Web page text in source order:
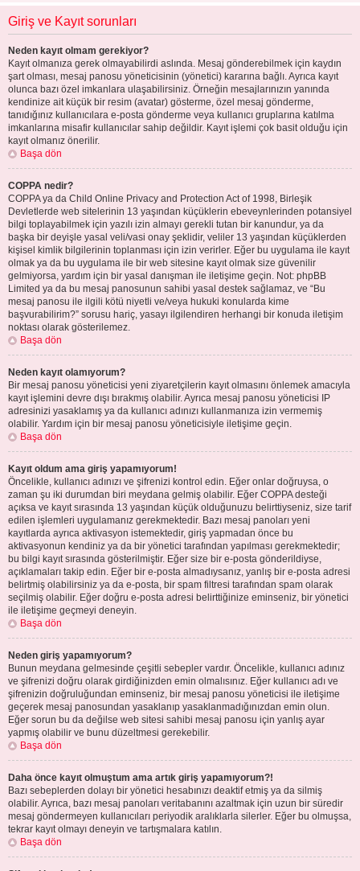
Giriş ve Kayıt sorunları
Neden kayıt olmam gerekiyor?
Kayıt olmanıza gerek olmayabilirdi aslında. Mesaj gönderebilmek için kaydın
şart olması, mesaj panosu yöneticisinin (yönetici) kararına bağlı. Ayrıca kayıt
olunca bazı özel imkanlara ulaşabilirsiniz. Örneğin mesajlarınızın yanında
kendinize ait küçük bir resim (avatar) gösterme, özel mesaj gönderme,
tanıdığınız kullanıcılara e-posta gönderme veya kullanıcı gruplarına katılma
imkanlarına misafir kullanıcılar sahip değildir. Kayıt işlemi çok basit olduğu için
kayıt olmanız önerilir.
Başa dön
COPPA nedir?
COPPA ya da Child Online Privacy and Protection Act of 1998, Birleşik
Devletlerde web sitelerinin 13 yaşından küçüklerin ebeveynlerinden potansiyel
bilgi toplayabilmek için yazılı izin almayı gerekli tutan bir kanundur, ya da
başka bir deyişle yasal veli/vasi onay şeklidir, veliler 13 yaşından küçüklerden
kişisel kimlik bilgilerinin toplanması için izin verirler. Eğer bu uygulama ile kayıt
olmak ya da bu uygulama ile bir web sitesine kayıt olmak size güvenilir
gelmiyorsa, yardım için bir yasal danışman ile iletişime geçin. Not: phpBB
Limited ya da bu mesaj panosunun sahibi yasal destek sağlamaz, ve “Bu
mesaj panosu ile ilgili kötü niyetli ve/veya hukuki konularda kime
başvurabilirim?” sorusu hariç, yasayı ilgilendiren herhangi bir konuda iletişim
noktası olarak gösterilemez.
Başa dön
Neden kayıt olamıyorum?
Bir mesaj panosu yöneticisi yeni ziyaretçilerin kayıt olmasını önlemek amacıyla
kayıt işlemini devre dışı bırakmış olabilir. Ayrıca mesaj panosu yöneticisi IP
adresinizi yasaklamış ya da kullanıcı adınızı kullanmanıza izin vermemiş
olabilir. Yardım için bir mesaj panosu yöneticisiyle iletişime geçin.
Başa dön
Kayıt oldum ama giriş yapamıyorum!
Öncelikle, kullanıcı adınızı ve şifrenizi kontrol edin. Eğer onlar doğruysa, o
zaman şu iki durumdan biri meydana gelmiş olabilir. Eğer COPPA desteği
açıksa ve kayıt sırasında 13 yaşından küçük olduğunuzu belirttiyseniz, size tarif
edilen işlemleri uygulamanız gerekmektedir. Bazı mesaj panoları yeni
kayıtlarda ayrıca aktivasyon istemektedir, giriş yapmadan önce bu
aktivasyonun kendiniz ya da bir yönetici tarafından yapılması gerekmektedir;
bu bilgi kayıt sırasında gösterilmiştir. Eğer size bir e-posta gönderildiyse,
açıklamaları takip edin. Eğer bir e-posta almadıysanız, yanlış bir e-posta adresi
belirtmiş olabilirsiniz ya da e-posta, bir spam filtresi tarafından spam olarak
seçilmiş olabilir. Eğer doğru e-posta adresi belirttiğinize eminseniz, bir yönetici
ile iletişime geçmeyi deneyin.
Başa dön
Neden giriş yapamıyorum?
Bunun meydana gelmesinde çeşitli sebepler vardır. Öncelikle, kullanıcı adınız
ve şifrenizi doğru olarak girdiğinizden emin olmalısınız. Eğer kullanıcı adı ve
şifrenizin doğruluğundan eminseniz, bir mesaj panosu yöneticisi ile iletişime
geçerek mesaj panosundan yasaklanıp yasaklanmadığınızdan emin olun.
Eğer sorun bu da değilse web sitesi sahibi mesaj panosu için yanlış ayar
yapmış olabilir ve bunu düzeltmesi gerekebilir.
Başa dön
Daha önce kayıt olmuştum ama artık giriş yapamıyorum?!
Bazı sebeplerden dolayı bir yönetici hesabınızı deaktif etmiş ya da silmiş
olabilir. Ayrıca, bazı mesaj panoları veritabanını azaltmak için uzun bir süredir
mesaj göndermeyen kullanıcıları periyodik aralıklarla silerler. Eğer bu olmuşsa,
tekrar kayıt olmayı deneyin ve tartışmalara katılın.
Başa dön